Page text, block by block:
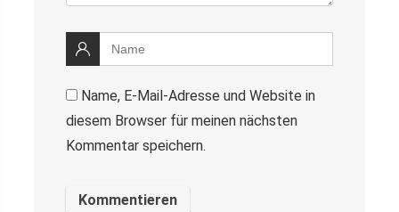
Name, E-Mail-Adresse und Website in
diesem Browser für meinen nächsten
Kommentar speichern.